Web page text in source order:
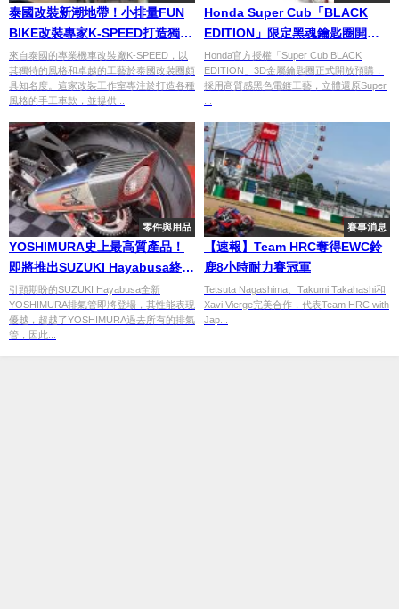
泰國改裝新潮地帶！小排量FUN
BIKE改裝專家K-SPEED打造獨特
風格
來自泰國的專業機車改裝廠K-SPEED，以
其獨特的風格和卓越的工藝於泰國改裝圈頗
具知名度。這家改裝工作室專注於打造各種
風格的手工車款，並提供...
Honda Super Cub「BLACK
EDITION」限定黑魂鑰匙圈開放
預購！限量1000組 附專屬編號
與黑化電鍍質感
Honda官方授權「Super Cub BLACK
EDITION」3D金屬鑰匙圈正式開放預購，
採用高質感黑色電鍍工藝，立體還原Super
零件與用品
YOSHIMURA史上最高質產品！
即將推出SUZUKI Hayabusa終極
全段排氣管
引頸期盼的SUZUKI Hayabusa全新
YOSHIMURA排氣管即將登場，其性能表現
優越，超越了YOSHIMURA過去所有的排氣
管，因此...
賽事消息
【速報】Team HRC奪得EWC鈴
鹿8小時耐力賽冠軍
Tetsuta Nagashima、Takumi Takahashi和
Xavi Vierge完美合作，代表Team HRC with
Jap...